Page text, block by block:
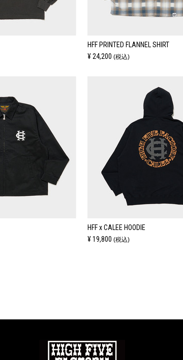
HFF PRINTED FLANNEL SHIRT
¥ 24,200(税込)
HFF x CALEE HOODIE
¥ 19,800(税込)